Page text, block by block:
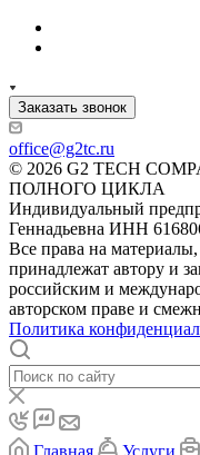
Заказать звонок
office@g2tc.ru
© 2026 G2 TECH
ПОЛНОГО ЦИКЛА
Индивидуальный
Геннадьевна ИНН
Все права на
принадлежат автору и
российским и
авторском праве и
Политика
Главная Услуги